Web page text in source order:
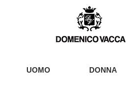
UOMO DONNA